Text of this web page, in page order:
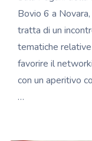
Bovio 6 a
tratta di un
tematiche
favorire il
con un aperitivo
…